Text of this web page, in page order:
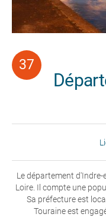
Le département d'Indre-
Loire. Il compte une
Sa préfecture est
Touraine est